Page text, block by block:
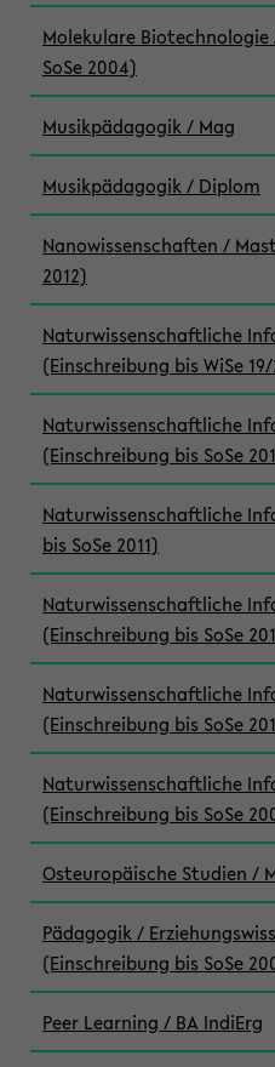
Molekulare
SoSe 2004)
Musikpädagogik / Mag
Musikpädagogik / Diplom
Nanowissenschaften /
2012)
Naturwissenschaftliche
(Einschreibung bis WiSe
Naturwissenschaftliche
(Einschreibung bis SoSe
Naturwissenschaftliche
bis SoSe 2011)
Naturwissenschaftliche
(Einschreibung bis SoSe
Naturwissenschaftliche
(Einschreibung bis SoSe
Naturwissenschaftliche
(Einschreibung bis SoSe
Osteuropäische Studien /
Pädagogik /
(Einschreibung bis SoSe
Peer Learning / BA IndiErg